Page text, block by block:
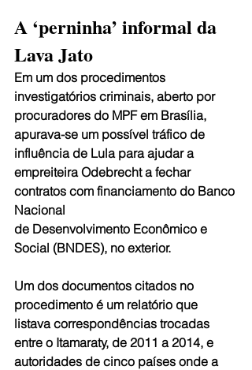
A ‘perninha’ informal da
Lava Jato
Em um dos procedimentos
investigatórios criminais, aberto por
procuradores do MPF em Brasília,
apurava-se um possível tráfico de
influência de Lula para ajudar a
empreiteira Odebrecht a fechar
contratos com financiamento do Banco
Nacional
de Desenvolvimento Econômico e
Social (BNDES), no exterior.
Um dos documentos citados no
procedimento é um relatório que
listava correspondências trocadas
entre o Itamaraty, de 2011 a 2014, e
autoridades de cinco países onde a